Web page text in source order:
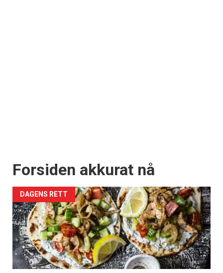
Forsiden akkurat nå
DAGENS RETT